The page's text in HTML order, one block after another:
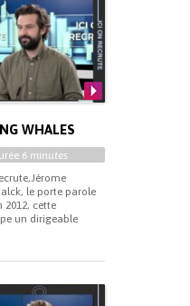
WHALES
6 minutes
le porte parole
2012, cette
un dirigeable